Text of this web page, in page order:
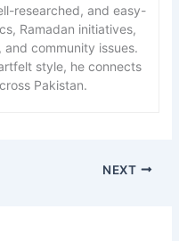
researched, and easy-
Ramadan initiatives,
community issues.
style, he connects
Pakistan.
NEXT